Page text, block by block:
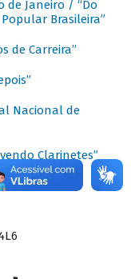
de Janeiro / “Do
Brasileira”
de Carreira”
Nacional de
Clarinetes”